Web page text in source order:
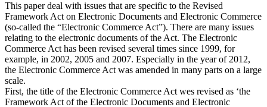
This paper deal with issues that are specific to the Revised
Framework Act on Electronic Documents and Electronic Commerce
(so-called the “Electronic Commerce Act”). There are many issues
relating to the electronic documents of the Act. The Electronic
Commerce Act has been revised several times since 1999, for
example, in 2002, 2005 and 2007. Especially in the year of 2012,
the Electronic Commerce Act was amended in many parts on a large
scale.
First, the title of the Electronic Commerce Act wes revised as ‘the
Framework Act of the Electronic Documents and Electronic